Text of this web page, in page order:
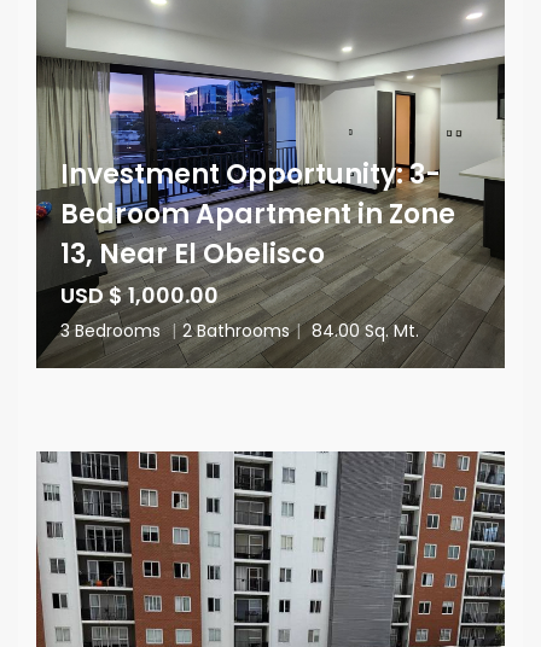
Investment Opportunity: 3-
Bedroom Apartment in Zone
13, Near El Obelisco
USD $ 1,000.00
3 Bedrooms | 2 Bathrooms | 84.00 Sq. Mt.